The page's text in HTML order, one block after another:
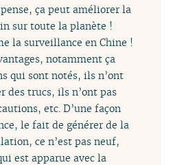
ça peut améliorer la
sur toute la planète !
la surveillance en Chine !
notamment ça
qui sont notés, ils n’ont
des trucs, ils n’ont pas
etc. D’une façon
le fait de générer de la
ce n’est pas neuf,
est apparue avec la